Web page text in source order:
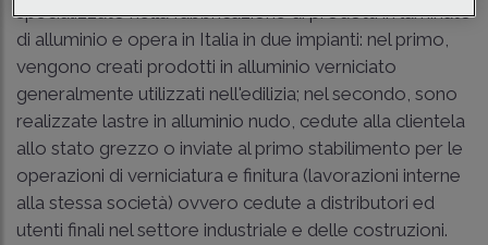
specializzato nella fabbricazione di prodotti in laminato
di alluminio e opera in Italia in due impianti: nel primo,
vengono creati prodotti in alluminio verniciato
generalmente utilizzati nell'edilizia; nel secondo, sono
realizzate lastre in alluminio nudo, cedute alla clientela
allo stato grezzo o inviate al primo stabilimento per le
operazioni di verniciatura e finitura (lavorazioni interne
alla stessa società) ovvero cedute a distributori ed
utenti finali nel settore industriale e delle costruzioni.